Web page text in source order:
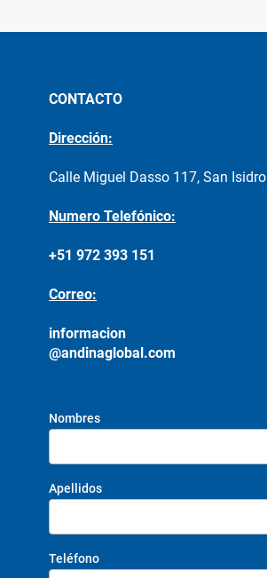
CONTACTO
Dirección:
Calle Miguel Dasso 117, San Isidro
Numero Telefónico:
+51 972 393 151
Correo:
informacion
@andinaglobal.com
Nombres
Apellidos
Teléfono